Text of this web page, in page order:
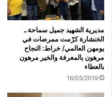
مديرية الشهيد جميل سماحة ـ
الخنشارة كرّمت ممرضات في
يومهن العالمي/ خراط: النجاح
مرهون بالمعرفة والخير مرهون
بالعطاء
16/05/2019